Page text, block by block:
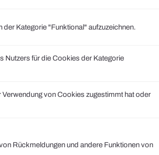
Kategorie "Funktional" aufzuzeichnen.
Nutzers für die Cookies der Kategorie
von Cookies zugestimmt hat oder
Rückmeldungen und andere Funktionen von